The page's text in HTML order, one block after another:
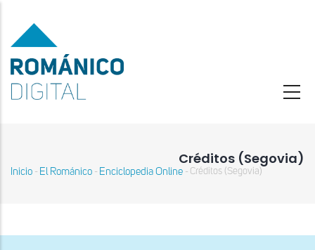
contenido
principal
Créditos (Segovia)
Inicio - El Románico - Enciclopedia Online - Créditos (Segovia)